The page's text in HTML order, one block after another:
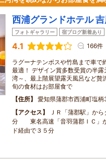
西浦グランドホテル
フォトギャラリー 宿ブログ新着あり
4.1 166件
ラグーナテンボスや竹島まで車
最適！ デザイン賞多数受賞の半
湾～、最上階展望露天風呂など贅
旬の食材はお部屋食で
住所
愛知県蒲郡市西浦町塩柄
アクセス
ＪＲ「蒲郡駅」か
分 東名高速「音羽蒲郡ＩＣ」
ド経由で３５分